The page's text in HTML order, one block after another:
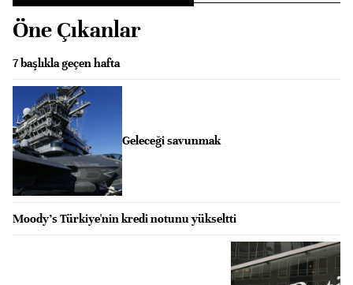
Öne Çıkanlar
7 başlıkla geçen hafta
Geleceği savunmak
Moody's Türkiye'nin kredi notunu yükseltti